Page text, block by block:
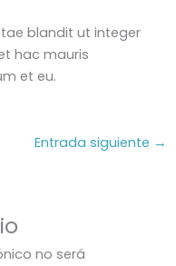
blandit ut integer
hac mauris
et eu.
Entrada siguiente →
no será